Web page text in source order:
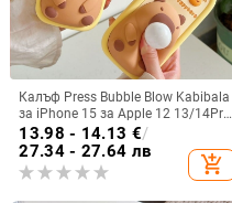
Калъф Press Bubble Blow Kabibala
за iPhone 15 за Apple 12 13/14Pro
Max, устойчив на изпускане 11
13.98 - 14.13 €/
27.34 - 27.64 лв
add_shopping_cart